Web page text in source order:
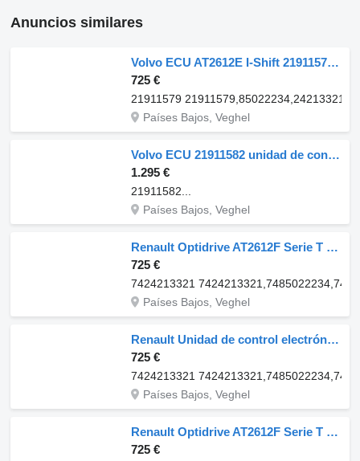
Anuncios similares
Volvo ECU AT2612E I-Shift 21911579 unidad de control para Volvo camión
725 €
21911579
Países Bajos, Veghel
Volvo ECU 21911582 unidad de control para Volvo camión
1.295 €
21911582...
Países Bajos, Veghel
Renault Optidrive AT2612F Serie T 7424213321 caja de cambios para Renault T-Serie camión
725 €
7424213321
Países Bajos, Veghel
Renault Unidad de control electrónico (ECU) serie T AT2412F Optidrive 7424213321 para Renault T-Serie camión
725 €
7424213321
Países Bajos, Veghel
Renault Optidrive AT2612F Serie T 7424213321 unidad de control para Renault T-Serie camión
725 €